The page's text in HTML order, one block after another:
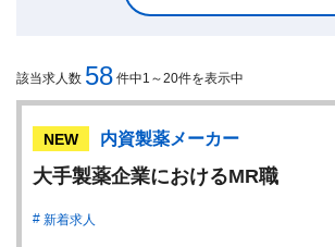
該当求人数 58 件中1～20件を表示中
NEW 内資製薬メーカー
大手製薬企業におけるMR職
新着求人